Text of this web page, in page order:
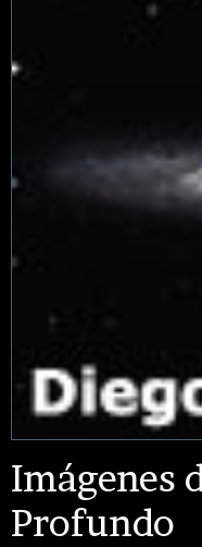
Imágenes
Profundo